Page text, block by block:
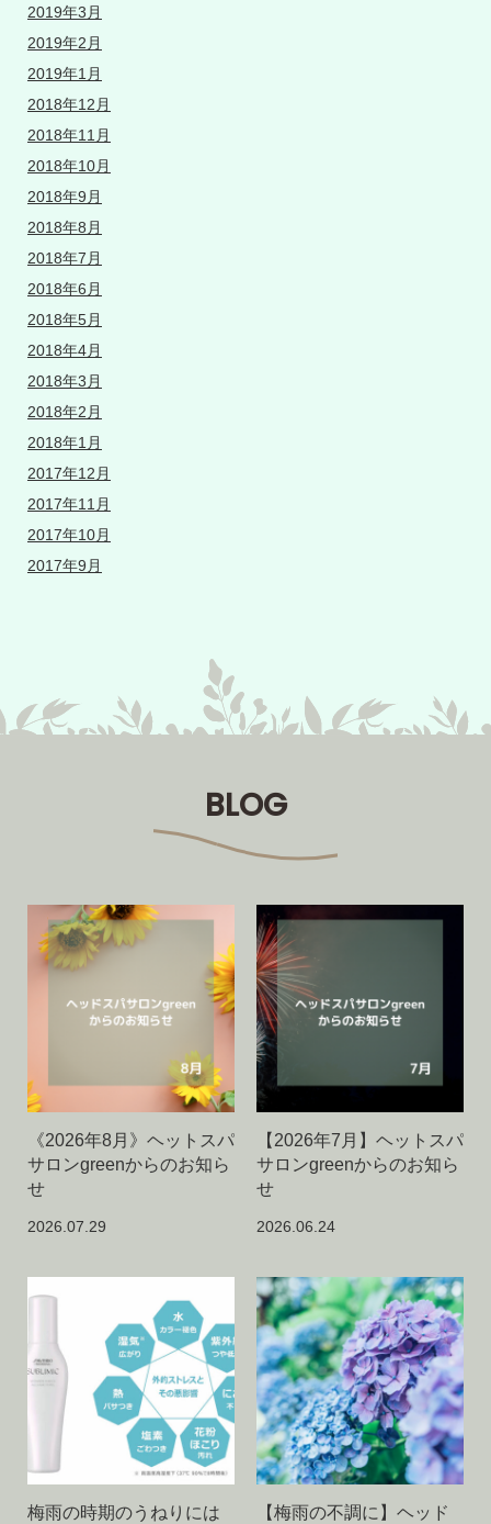
2019年3月
2019年2月
2019年1月
2018年12月
2018年11月
2018年10月
2018年9月
2018年8月
2018年7月
2018年6月
2018年5月
2018年4月
2018年3月
2018年2月
2018年1月
2017年12月
2017年11月
2017年10月
2017年9月
BLOG
《2026年8月》ヘットスパ
サロンgreenからのお知ら
せ
2026.07.29
【2026年7月】ヘットスパ
サロンgreenからのお知ら
せ
2026.06.24
梅雨の時期のうねりには
【梅雨の不調に】ヘッド